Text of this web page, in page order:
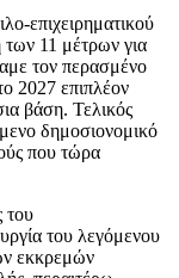
επιχειρηματικού
11 μέτρων για
τον περασμένο
2027 επιπλέον
βάση. Τελικός
δημοσιονομικό
που τώρα
του
του λεγόμενου
εκκρεμών